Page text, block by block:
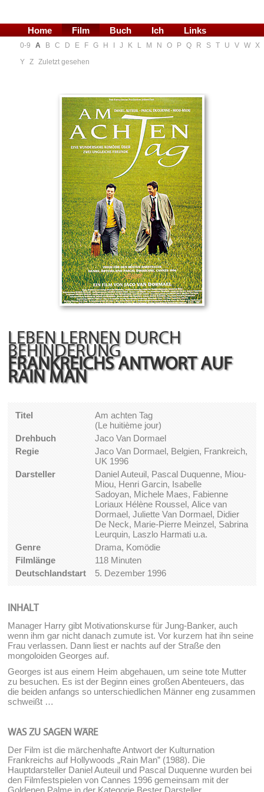
Home Film Buch Ich Links
0-9 A B C D E F G H J K L M N O P Q R S T U V W X
Y Z Zuletzt gesehen
LEBEN LERNEN DURCH
BEHINDERUNG
FRANKREICHS ANTWORT AUF
RAIN MAN
Titel
Am achten Tag
(Le huitième jour)
Drehbuch
Jaco Van Dormael
Regie
Jaco Van Dormael, Belgien, Frankreich,
UK 1996
Darsteller
Daniel Auteuil, Pascal Duquenne, Miou-
Miou, Henri Garcin, Isabelle
Sadoyan, Michele Maes, Fabienne
Loriaux Hélène Roussel, Alice van
Dormael, Juliette Van Dormael, Didier
De Neck, Marie-Pierre Meinzel, Sabrina
Leurquin, Laszlo Harmati u.a.
Genre
Drama, Komödie
Filmlänge
118 Minuten
Deutschlandstart
5. Dezember 1996
INHALT
Manager Harry gibt Motivationskurse für Jung-Banker, auch
wenn ihm gar nicht danach zumute ist. Vor kurzem hat ihn seine
Frau verlassen. Dann liest er nachts auf der Straße den
mongoloiden Georges auf.
Georges ist aus einem Heim abgehauen, um seine tote Mutter
zu besuchen. Es ist der Beginn eines großen Abenteuers, das
die beiden anfangs so unterschiedlichen Männer eng zusammen
schweißt …
WAS ZU SAGEN WÄRE
Der Film ist die märchenhafte Antwort der Kulturnation
Frankreichs auf Hollywoods „Rain Man” (1988). Die
Hauptdarsteller Daniel Auteuil und Pascal Duquenne wurden bei
den Filmfestspielen von Cannes 1996 gemeinsam mit der
Goldenen Palme in der Kategorie Bester Darsteller